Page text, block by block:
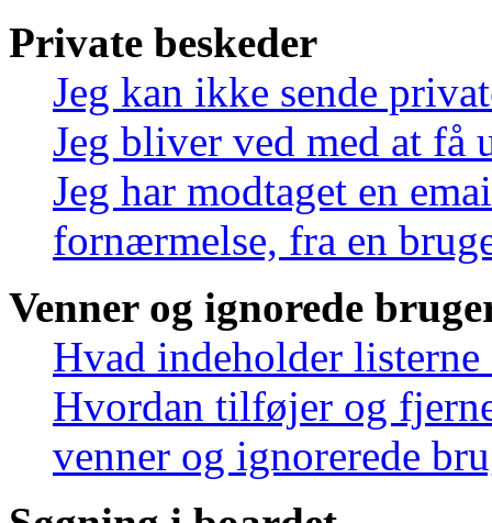
Private beskeder
Jeg kan ikke sende
Jeg bliver ved med at få
Jeg har modtaget en
fornærmelse, fra en
Venner og ignorede
Hvad indeholder
Hvordan tilføjer og
venner og ignorerede